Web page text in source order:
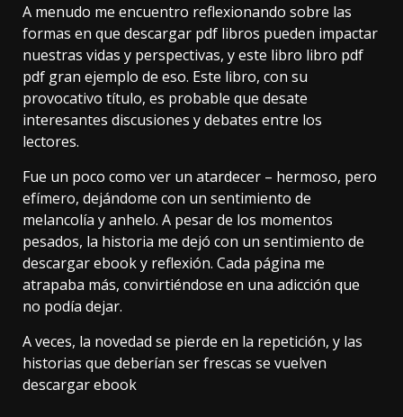
A menudo me encuentro reflexionando sobre las
formas en que descargar pdf libros pueden impactar
nuestras vidas y perspectivas, y este libro libro pdf
pdf gran ejemplo de eso. Este libro, con su
provocativo título, es probable que desate
interesantes discusiones y debates entre los
lectores.
Fue un poco como ver un atardecer – hermoso, pero
efímero, dejándome con un sentimiento de
melancolía y anhelo. A pesar de los momentos
pesados, la historia me dejó con un sentimiento de
descargar ebook y reflexión. Cada página me
atrapaba más, convirtiéndose en una adicción que
no podía dejar.
A veces, la novedad se pierde en la repetición, y las
historias que deberían ser frescas se vuelven
descargar ebook